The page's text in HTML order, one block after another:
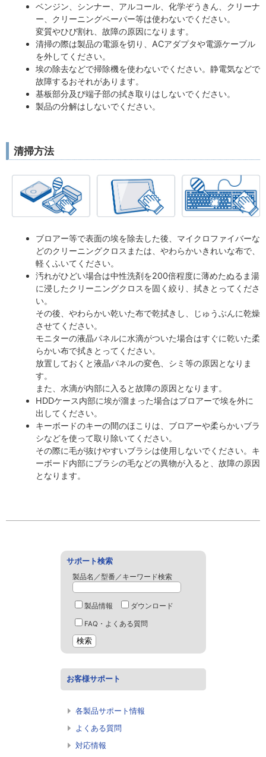
ベンジン、シンナー、アルコール、化学ぞうきん、クリーナ
ー、クリーニングペーパー等は使わないでください。
変質やひび割れ、故障の原因になります。
清掃の際は製品の電源を切り、ACアダプタや電源ケーブル
を外してください。
埃の除去などで掃除機を使わないでください。静電気などで
故障するおそれがあります。
基板部分及び端子部の拭き取りはしないでください。
製品の分解はしないでください。
清掃方法
ブロアー等で表面の埃を除去した後、マイクロファイバーな
どのクリーニングクロスまたは、やわらかいきれいな布で、
軽くふいてください。
汚れがひどい場合は中性洗剤を200倍程度に薄めたぬるま湯
に浸したクリーニングクロスを固く絞り、拭きとってくださ
い。
その後、やわらかい乾いた布で乾拭きし、じゅうぶんに乾燥
させてください。
モニターの液晶パネルに水滴がついた場合はすぐに乾いた柔
らかい布で拭きとってください。
放置しておくと液晶パネルの変色、シミ等の原因となりま
す。
また、水滴が内部に入ると故障の原因となります。
HDDケース内部に埃が溜まった場合はブロアーで埃を外に
出してください。
キーボードのキーの間のほこりは、ブロアーや柔らかいブラ
シなどを使って取り除いてください。
その際に毛が抜けやすいブラシは使用しないでください。キ
ーボード内部にブラシの毛などの異物が入ると、故障の原因
となります。
サポート検索
製品名／型番／キーワード検索
製品情報 ダウンロード
FAQ・よくある質問
お客様サポート
各製品サポート情報
よくある質問
対応情報